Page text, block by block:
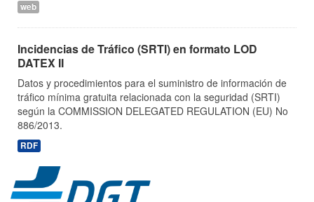
web
Incidencias de Tráfico (SRTI) en formato LOD
DATEX II
Datos y procedimientos para el suministro de información de
tráfico mínima gratuita relacionada con la seguridad (SRTI)
según la COMMISSION DELEGATED REGULATION (EU) No
886/2013.
RDF